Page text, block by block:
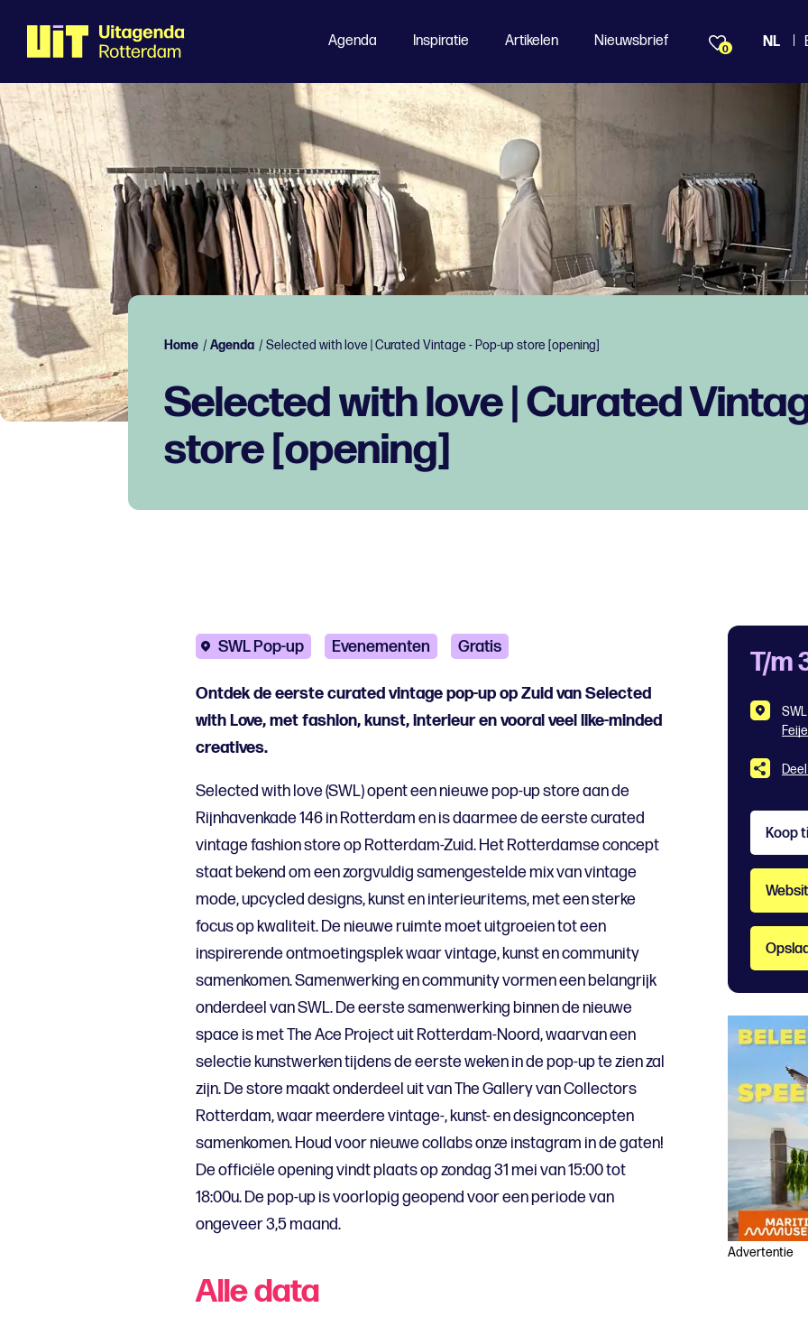
Agenda Inspiratie Artikelen Nieuwsbrief 0 NL
Home /Agenda /Selected with love | Curated Vintage - Pop-up store [opening]
Selected with love | Curated
store [opening]
SWL Pop-up Evenementen Gratis
Ontdek de eerste curated vintage pop-up op Zuid van Selected
with Love, met fashion, kunst, interieur en vooral veel like-minded
creatives.
Selected with love (SWL) opent een nieuwe pop-up store aan de
Rijnhavenkade 146 in Rotterdam en is daarmee de eerste curated
vintage fashion store op Rotterdam-Zuid. Het Rotterdamse concept
staat bekend om een zorgvuldig samengestelde mix van vintage
mode, upcycled designs, kunst en interieuritems, met een sterke
focus op kwaliteit. De nieuwe ruimte moet uitgroeien tot een
inspirerende ontmoetingsplek waar vintage, kunst en community
samenkomen. Samenwerking en community vormen een belangrijk
onderdeel van SWL. De eerste samenwerking binnen de nieuwe
space is met The Ace Project uit Rotterdam-Noord, waarvan een
selectie kunstwerken tijdens de eerste weken in de pop-up te zien zal
zijn. De store maakt onderdeel uit van The Gallery van Collectors
Rotterdam, waar meerdere vintage-, kunst- en designconcepten
samenkomen. Houd voor nieuwe collabs onze instagram in de gaten!
De officiële opening vindt plaats op zondag 31 mei van 15:00 tot
18:00u. De pop-up is voorlopig geopend voor een periode van
ongeveer 3,5 maand.
Alle data
T/m
Koop
Advertentie